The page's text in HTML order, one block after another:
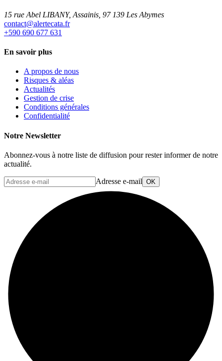
15 rue Abel LIBANY, Assainis, 97 139 Les Abymes
rf.atacetrela@tcatnoc
+590 690 677 631
En savoir plus
A propos de nous
Risques & aléas
Actualités
Gestion de crise
Conditions générales
Confidentialité
Notre Newsletter
Abonnez-vous à notre liste de diffusion pour rester informer de notre
actualité.
Adresse e-mail